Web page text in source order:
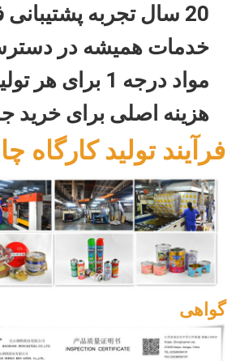
20 سال تجربه پشتیبانی فنی.
خدمات همیشه در
مواد درجه 1 برای هر تولید.
هزینه اصلی برای خرید
فرآیند تولید کارگاه
گواهی